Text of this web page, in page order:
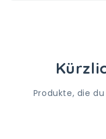
Produkte, die